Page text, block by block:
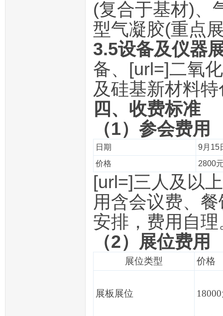
(复合于基材)、
型气凝胶(重点
3.5设备及仪器
备、[url=]二氧
及硅基新材料
四、收费标准
（1）参会费用
日期
9月15
价格
2800
[url=]三人及以
用含会议费、
安排，费用自理
（2）展位费用
展位类型 价格
展板展位